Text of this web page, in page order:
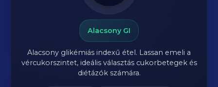
Alacsony GI
Alacsony glikémiás indexű étel. Lassan emeli a
vércukorszintet, ideális választás cukorbetegek és
diétázók számára.